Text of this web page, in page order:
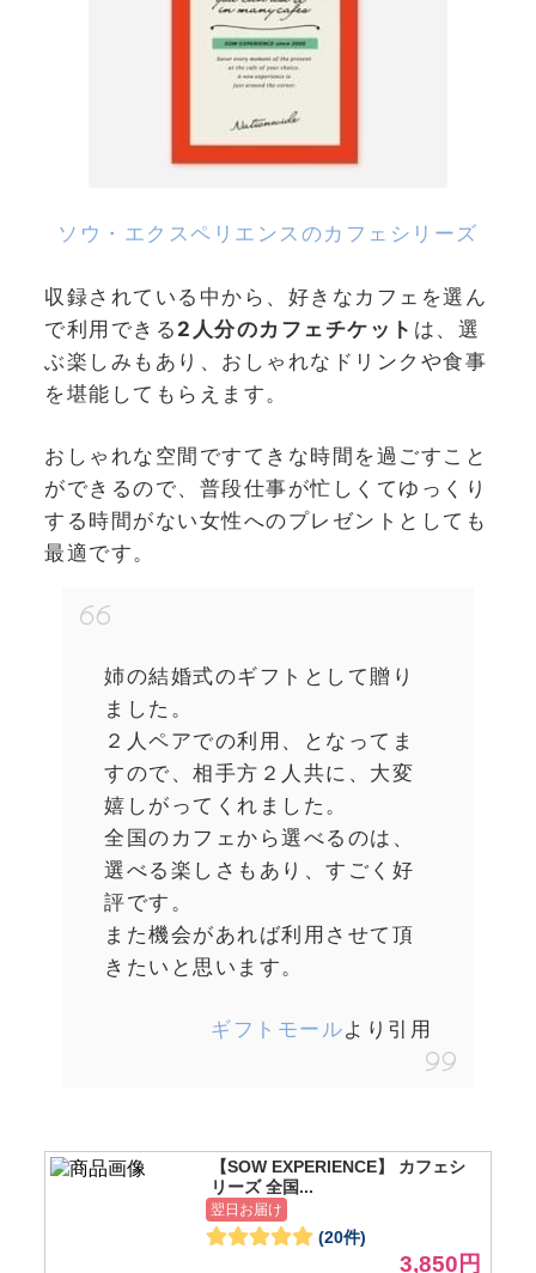
ソウ・エクスペリエンスのカフェシリーズ
収録されている中から、好きなカフェを選ん
で利用できる 2人分のカフェチケット は、選
ぶ楽しみもあり、おしゃれなドリンクや食事
を堪能してもらえます。
おしゃれな空間ですてきな時間を過ごすこと
ができるので、普段仕事が忙しくてゆっくり
する時間がない女性へのプレゼントとしても
最適です。
姉の結婚式のギフトとして贈り
ました。
２人ペアでの利用、となってま
すので、相手方２人共に、大変
嬉しがってくれました。
全国のカフェから選べるのは、
選べる楽しさもあり、すごく好
評です。
また機会があれば利用させて頂
きたいと思います。
ギフトモールより引用